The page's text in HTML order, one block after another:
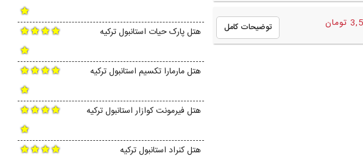
توضیحات کامل هتل پارک حیات استانبول ترکیه
هتل مارمارا تکسیم استانبول ترکیه
هتل فیرمونت کوازار استانبول ترکیه
هتل کنراد استانبول ترکیه